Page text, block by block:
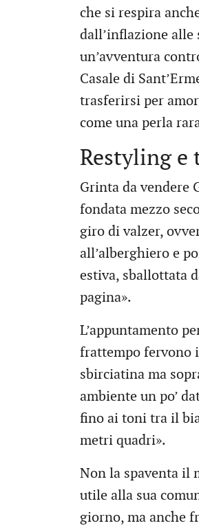
che si respira
dall’inflazione alle
un’avventura
Casale di
trasferirsi per
come una perla
Restyling e
Grinta da vendere
fondata mezzo
giro di valzer,
all’alberghiero e
estiva, sballottata
pagina».
L’appuntamento
frattempo fervono
sbirciatina ma
ambiente un po’
fino ai toni tra il
metri quadri».
Non la spaventa il
utile alla sua
giorno, ma anche